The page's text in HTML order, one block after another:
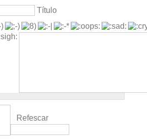
Título
Refescar